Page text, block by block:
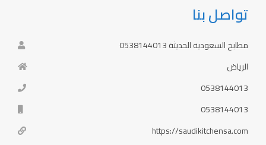
تواصل بنا
مطابخ السعودية الحديثة 0538144013
الرياض
0538144013
0538144013
https://saudikitchensa.com